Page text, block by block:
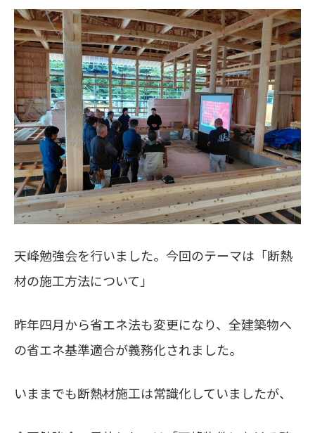
天峰勉強会を行いました。今回のテーマは「断熱
材の施工方法について」
昨年四月から省エネ法も変更になり、全建築物へ
の省エネ基準適合が義務化されました。
いままでも断熱材施工は常識化していましたが、